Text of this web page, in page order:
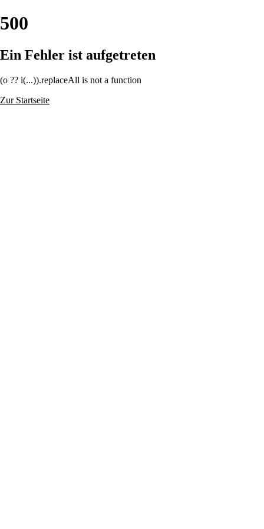
500
Ein Fehler ist aufgetreten
(o ?? i(...)).replaceAll is not a function
Zur Startseite